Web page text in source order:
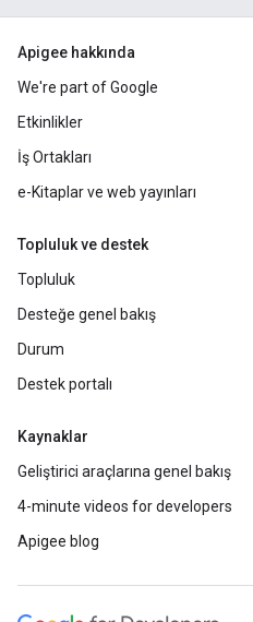
Apigee hakkında
We're part of Google
Etkinlikler
İş Ortakları
e-Kitaplar ve web yayınları
Topluluk ve destek
Topluluk
Desteğe genel bakış
Durum
Destek portalı
Kaynaklar
Geliştirici araçlarına genel bakış
4-minute videos for developers
Apigee blog